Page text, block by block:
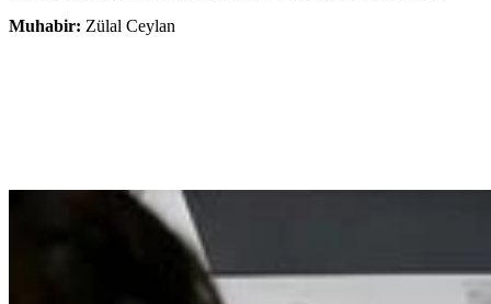
Muhabir: Zülal Ceylan